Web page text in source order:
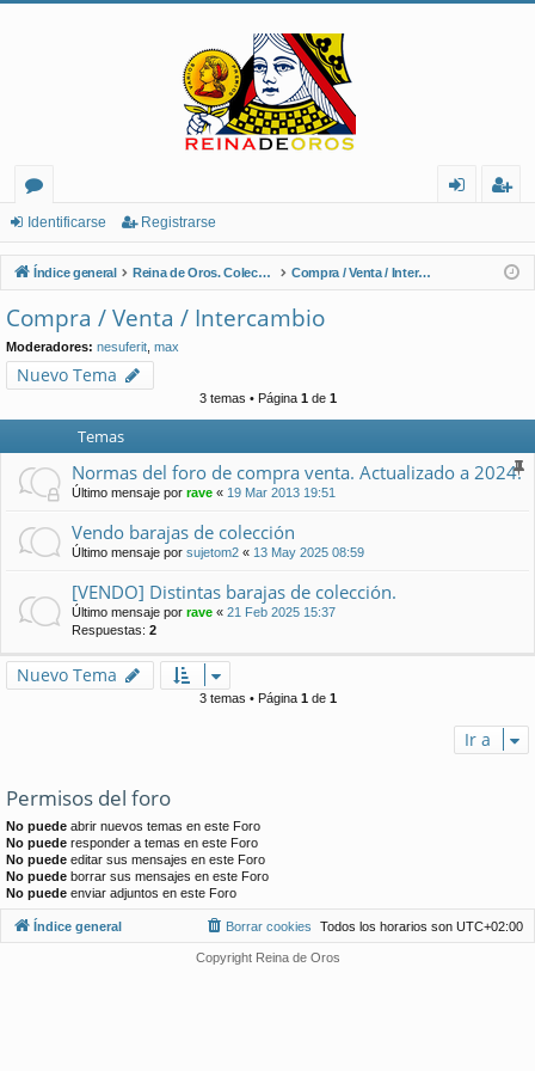
or
os
nt
ifi
ist
ra
Identificarse Registrarse
Índice general Reina de Oros. Coleccionistas de Naipes. Compra / Venta / Intercambio
Compra / Venta / Intercambio
Moderadores: nesuferit max
Nuevo Tema
3 temas • Página 1de 1
Temas
Normas del foro de compra venta. Actualizado a 2024.
Último mensaje por rave « 19 Mar 2013 19:51
Vendo barajas de colección
Último mensaje por sujetom2 « 13 May 2025 08:59
[VENDO] Distintas barajas de colección.
Último mensaje por rave « 21 Feb 2025 15:37
Respuestas: 2
Nuevo Tema
3 temas • Página 1de 1
Ir a
Permisos del foro
No puede abrir nuevos temas en este Foro
No puede responder a temas en este Foro
No puede editar sus mensajes en este Foro
No puede borrar sus mensajes en este Foro
No puede enviar adjuntos en este Foro
Índice general Todos los horarios son UTC+02:00
Borrar cookies
Copyright Reina de Oros